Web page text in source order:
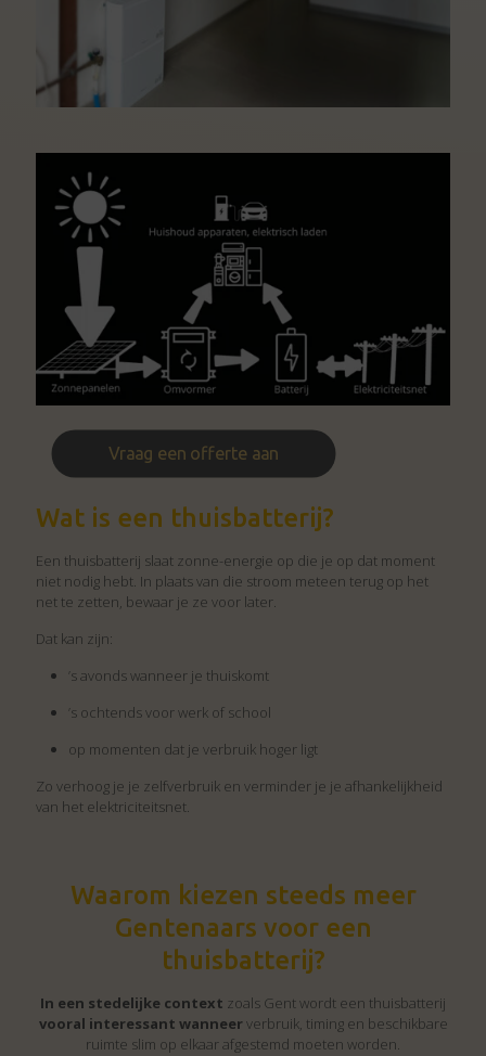
Vraag een offerte aan
Wat is een thuisbatterij?
Een thuisbatterij slaat zonne-energie op die je op dat moment
niet nodig hebt. In plaats van die stroom meteen terug op het
net te zetten, bewaar je ze voor later.
Dat kan zijn:
’s avonds wanneer je thuiskomt
’s ochtends voor werk of school
op momenten dat je verbruik hoger ligt
Zo verhoog je je zelfverbruik en verminder je je afhankelijkheid
van het elektriciteitsnet.
Waarom kiezen steeds meer
Gentenaars voor een
thuisbatterij?
In een stedelijke context zoals Gent wordt een thuisbatterij
vooral interessant wanneerverbruik, timing en beschikbare
ruimte slim op elkaar afgestemd moeten worden.